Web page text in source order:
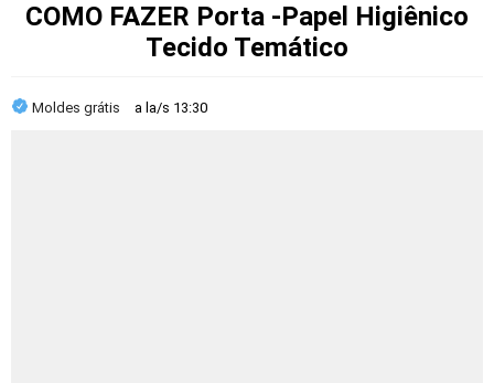
COMO FAZER Porta -Papel Higiênico
Tecido Temático
Moldes grátis a la/s 13:30